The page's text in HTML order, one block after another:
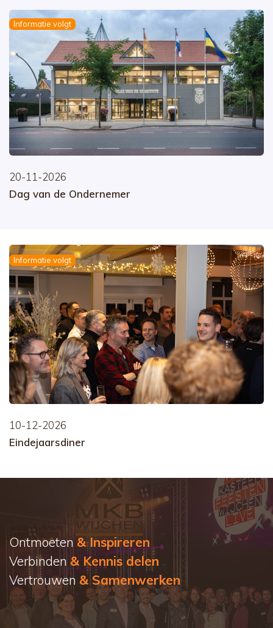
Informatie volgt
20-11-2026
Dag van de Ondernemer
Informatie volgt
10-12-2026
Eindejaarsdiner
Ontmoeten & Inspireren
Verbinden & Kennis delen
Vertrouwen & Samenwerken